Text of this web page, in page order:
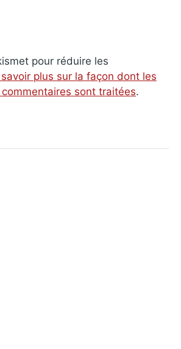
pour réduire les
savoir plus sur la façon dont les
sont traitées.